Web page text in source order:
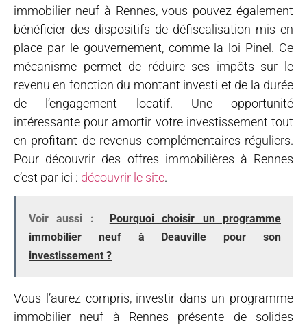
immobilier neuf à Rennes, vous pouvez également
bénéficier des dispositifs de défiscalisation mis en
place par le gouvernement, comme la loi Pinel. Ce
mécanisme permet de réduire ses impôts sur le
revenu en fonction du montant investi et de la durée
de l’engagement locatif. Une opportunité
intéressante pour amortir votre investissement tout
en profitant de revenus complémentaires réguliers.
Pour découvrir des offres immobilières à Rennes
c’est par ici : découvrir le site.
Voir aussi :
Pourquoi choisir un programme
immobilier neuf à Deauville pour son
investissement ?
Vous l’aurez compris, investir dans un programme
immobilier neuf à Rennes présente de solides